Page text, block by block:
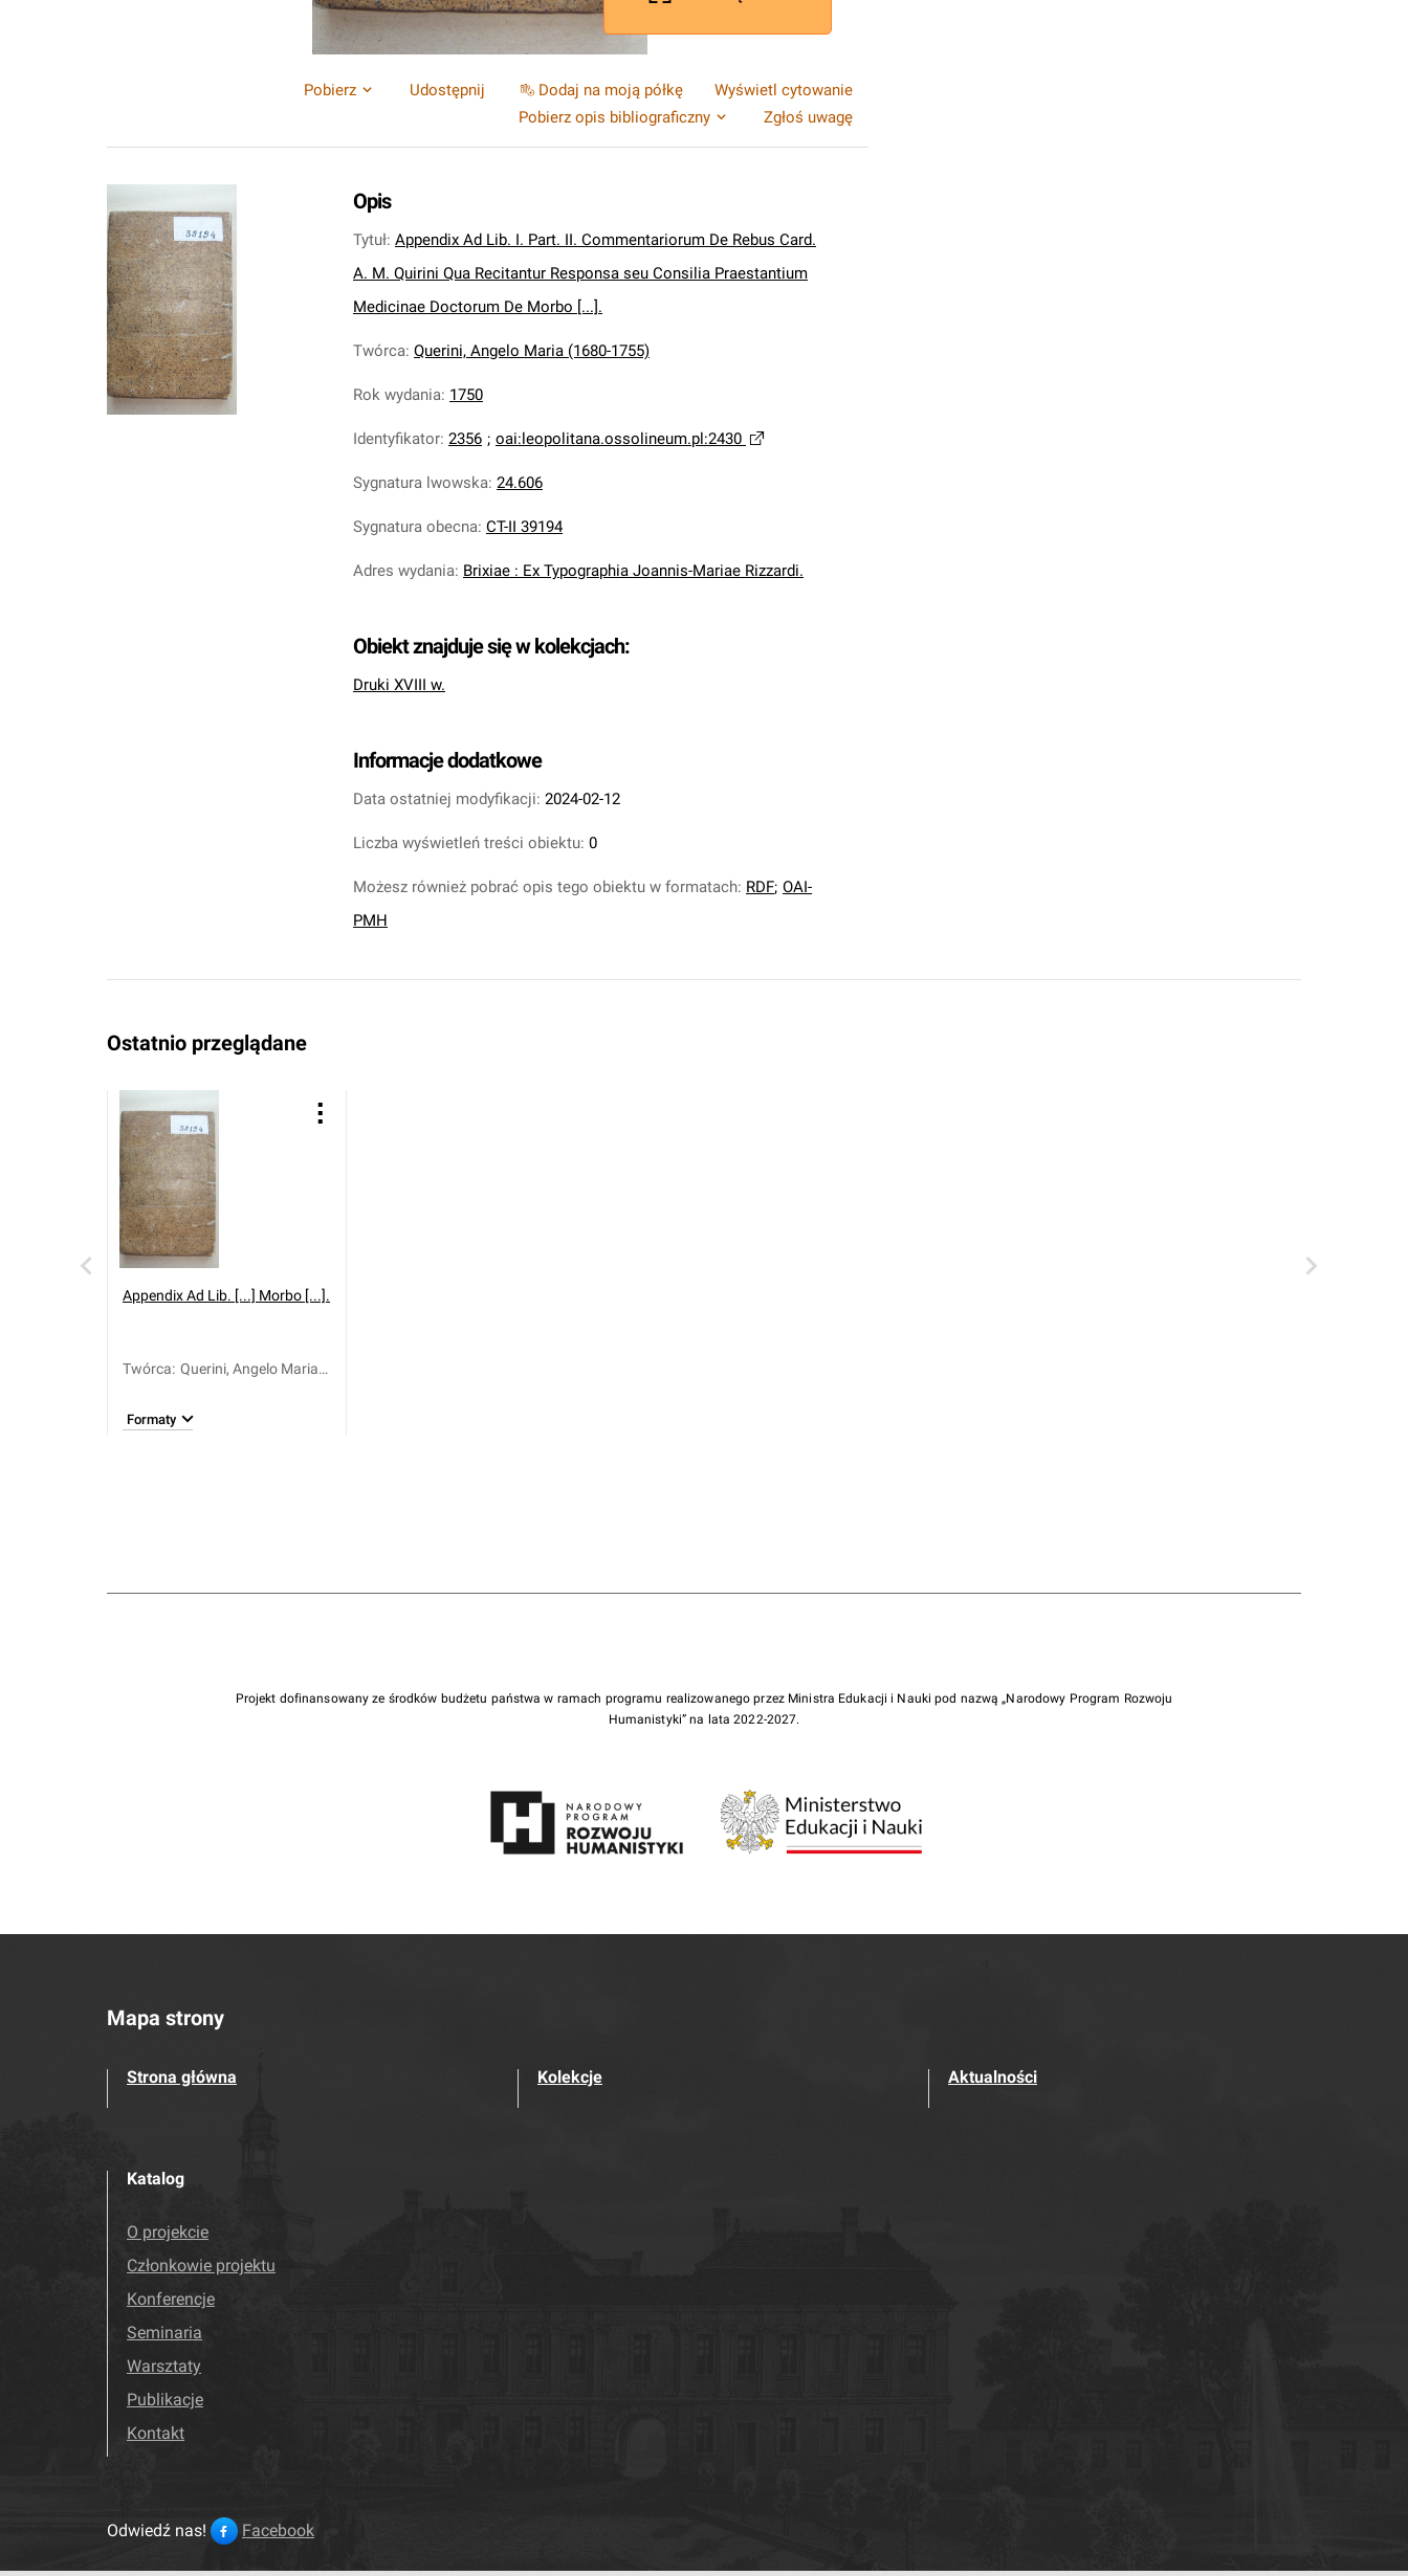
Pobierz Udostępnij Dodaj na moją półkę
Wyświetl cytowanie
Pobierz opis bibliograficzny
Zgłoś uwagę
Opis
Tytuł: Appendix Ad Lib. I. Part. II. Commentariorum De Rebus Card.
A. M. Quirini Qua Recitantur Responsa seu Consilia Praestantium
Medicinae Doctorum De Morbo [...].
Twórca: Querini, Angelo Maria (1680-1755)
Rok wydania: 1750
Identyfikator: 2356 ; oai:leopolitana.ossolineum.pl:2430
Sygnatura lwowska: 24.606
Sygnatura obecna: CT-II 39194
Adres wydania: Brixiae : Ex Typographia Joannis-Mariae Rizzardi.
Obiekt znajduje się w kolekcjach:
Druki XVIII w.
Informacje dodatkowe
Data ostatniej modyfikacji: 2024-02-12
Liczba wyświetleń treści obiektu: 0
Możesz również pobrać opis tego obiektu w formatach: RDF; OAI-
PMH
Ostatnio przeglądane
Appendix Ad Lib. [...] Morbo [...].
Twórca: Querini, Angelo Maria
Formaty
Projekt dofinansowany ze środków budżetu państwa w ramach programu realizowanego przez Ministra Edukacji i Nauki pod nazwą „Narodowy Program Rozwoju
Humanistyki” na lata 2022-2027.
Mapa strony
Strona główna Kolekcje Aktualności
Katalog
O projekcie
Członkowie projektu
Konferencje
Seminaria
Warsztaty
Publikacje
Kontakt
Odwiedź nas! Facebook